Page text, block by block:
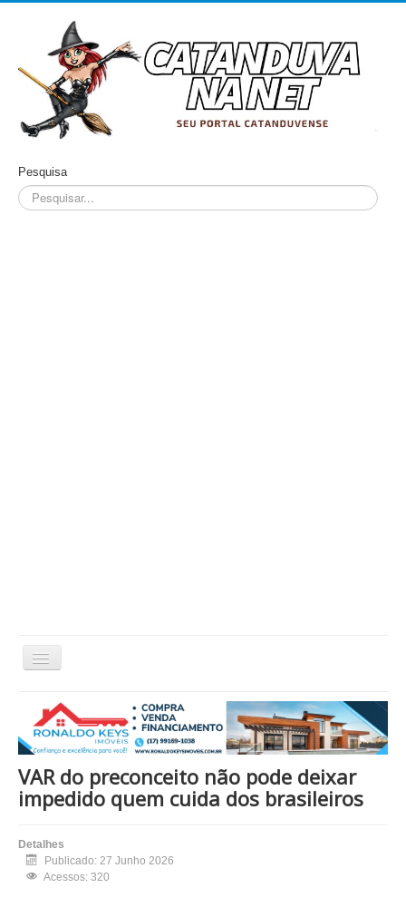
Pesquisa
Alternar
Home Cultura Economia Educação
Esportes Eventos Filmes em Cartaz Região
Política Saúde Tecnologia Cinema / Série / TV
Nacional / Mundo Vida / Estilo Artigo / Coluna
VAR do preconceito não pode deixar
impedido quem cuida dos brasileiros
Detalhes
Publicado: 27 Junho 2026
Acessos: 320